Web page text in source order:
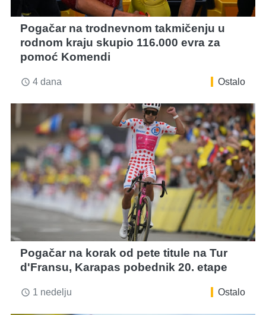
Pogačar na trodnevnom takmičenju u
rodnom kraju skupio 116.000 evra za
pomoć Komendi
access_time 4 dana Ostalo
Pogačar na korak od pete titule na Tur
d'Fransu, Karapas pobednik 20. etape
access_time 1 nedelju Ostalo